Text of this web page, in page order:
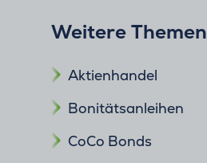
Weitere Themen
Aktienhandel
Bonitätsanleihen
CoCo Bonds